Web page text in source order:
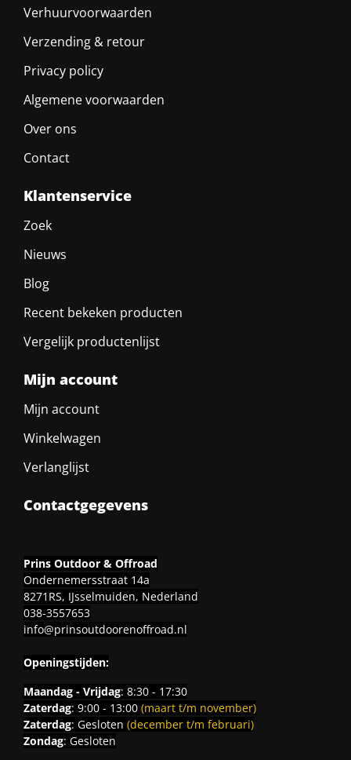
Verhuurvoorwaarden
Verzending & retour
Privacy policy
Algemene voorwaarden
Over ons
Contact
Klantenservice
Zoek
Nieuws
Blog
Recent bekeken producten
Vergelijk productenlijst
Mijn account
Mijn account
Winkelwagen
Verlanglijst
Contactgegevens
Prins Outdoor & Offroad
Ondernemersstraat 14a
8271RS, IJsselmuiden, Nederland
038-3557653
info@prinsoutdoorenoffroad.nl
Openingstijden:
Maandag - Vrijdag: 8:30 - 17:30
Zaterdag: 9:00 - 13:00 (maart t/m november)
Zaterdag: Gesloten (december t/m februari)
Zondag: Gesloten